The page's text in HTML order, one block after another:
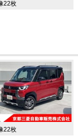
22枚
22枚